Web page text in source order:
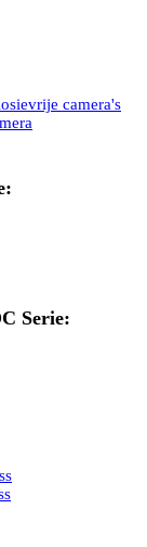
camera's
Serie: